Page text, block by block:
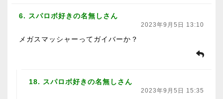
6. スパロボ好きの名無しさん
2023年9月5日 13:10
メガスマッシャーってガイバーか？
18. スパロボ好きの名無しさん
2023年9月5日 15:35